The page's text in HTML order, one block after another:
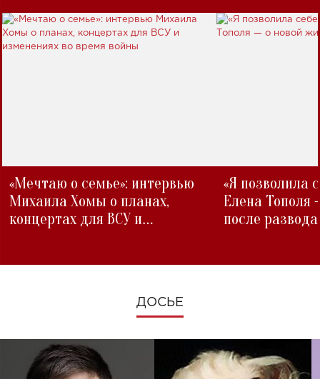
«Мечтаю о семье»: интервью
Михаила Хомы о планах,
концертах для ВСУ и
«Я позволила
Елена Тополя
после развода
ДОСЬЕ